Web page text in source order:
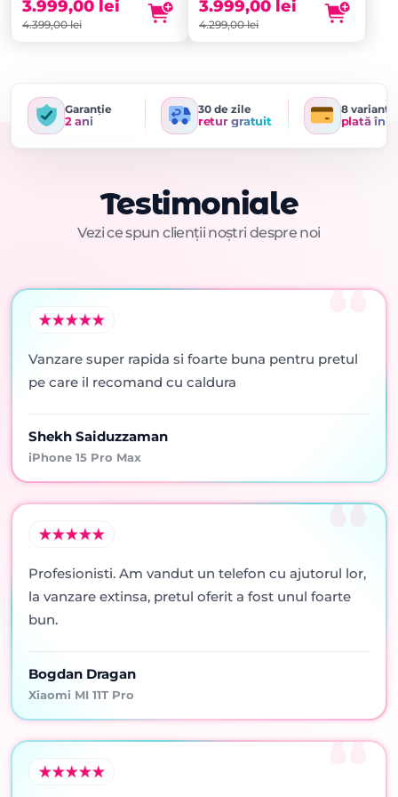
4.399,00lei
4.399,00 lei.
3.999,00 lei
3.999,00 lei.
4.299,00lei
4.299,00 lei.
3.999,00 lei
3.999,00 lei.
Garanție
2 ani
30 de zile
retur gratuit
8 variante
plată în
Testimoniale
Vezi ce spun clienții noștri despre noi
Vanzare super rapida si foarte buna pentru pretul
pe care il recomand cu caldura
Shekh Saiduzzaman
iPhone 15 Pro Max
Profesionisti. Am vandut un telefon cu ajutorul lor,
la vanzare extinsa, pretul oferit a fost unul foarte
bun.
Bogdan Dragan
Xiaomi MI 11T Pro